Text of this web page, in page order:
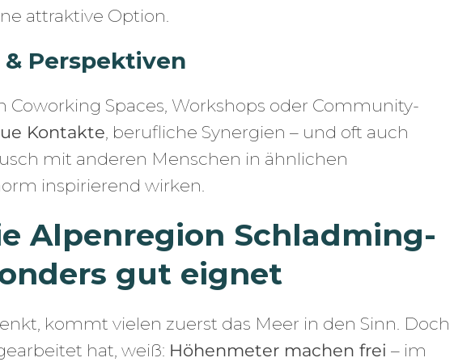
attraktive Option.
Perspektiven
Spaces, Workshops oder Community-
Kontakte, berufliche Synergien – und oft auch
mit anderen Menschen in ähnlichen
inspirierend wirken.
Alpenregion Schladming-
gut eignet
kommt vielen zuerst das Meer in den Sinn. Doch
hat, weiß: Höhenmeter machen frei – im